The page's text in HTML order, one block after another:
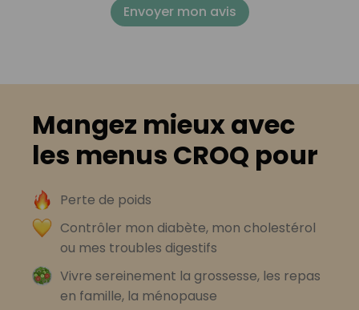
Envoyer mon avis
Mangez mieux avec
les menus CROQ pour
Perte de poids
Contrôler mon diabète, mon cholestérol
ou mes troubles digestifs
Vivre sereinement la grossesse, les repas
en famille, la ménopause